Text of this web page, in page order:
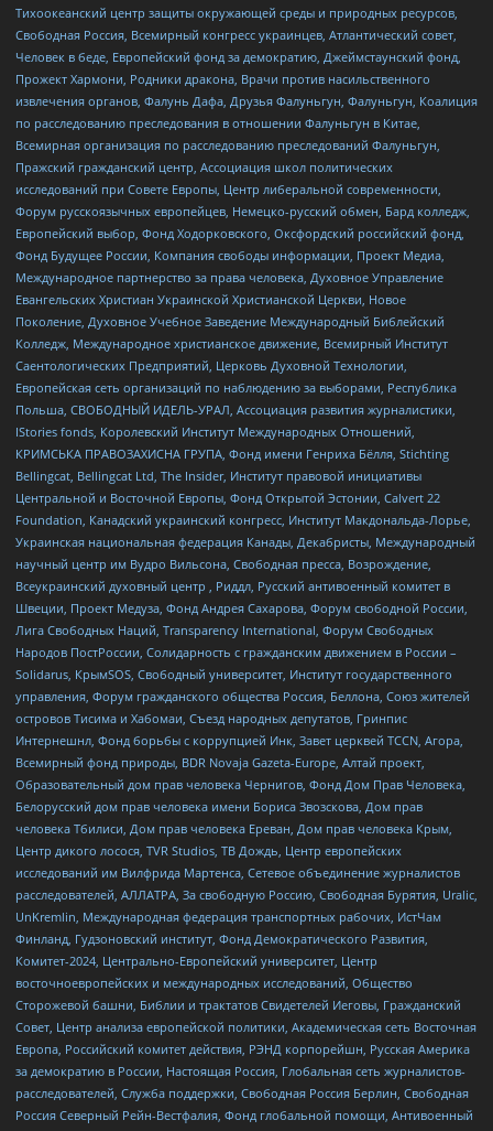
Тихоокеанский центр защиты окружающей среды и природных ресурсов,
Свободная Россия, Всемирный конгресс украинцев, Атлантический совет,
Человек в беде, Европейский фонд за демократию, Джеймстаунский фонд,
Прожект Хармони, Родники дракона, Врачи против насильственного
извлечения органов, Фалунь Дафа, Друзья Фалуньгун, Фалуньгун, Коалиция
по расследованию преследования в отношении Фалуньгун в Китае,
Всемирная организация по расследованию преследований Фалуньгун,
Пражский гражданский центр, Ассоциация школ политических
исследований при Совете Европы, Центр либеральной современности,
Форум русскоязычных европейцев, Немецко-русский обмен, Бард колледж,
Европейский выбор, Фонд Ходорковского, Оксфордский российский фонд,
Фонд Будущее России, Компания свободы информации, Проект Медиа,
Международное партнерство за права человека, Духовное Управление
Евангельских Христиан Украинской Христианской Церкви, Новое
Поколение, Духовное Учебное Заведение Международный Библейский
Колледж, Международное христианское движение, Всемирный Институт
Саентологических Предприятий, Церковь Духовной Технологии,
Европейская сеть организаций по наблюдению за выборами, Республика
Польша, СВОБОДНЫЙ ИДЕЛЬ-УРАЛ, Ассоциация развития журналистики,
IStories fonds, Королевский Институт Международных Отношений,
КРИМСЬКА ПРАВОЗАХИСНА ГРУПА, Фонд имени Генриха Бёлля, Stichting
Bellingcat, Bellingcat Ltd, The Insider, Институт правовой инициативы
Центральной и Восточной Европы, Фонд Открытой Эстонии, Calvert 22
Foundation, Канадский украинский конгресс, Институт Макдональда-Лорье,
Украинская национальная федерация Канады, Декабристы, Международный
научный центр им Вудро Вильсона, Свободная пресса, Возрождение,
Всеукраинский духовный центр , Риддл, Русский антивоенный комитет в
Швеции, Проект Медуза, Фонд Андрея Сахарова, Форум свободной России,
Лига Свободных Наций, Transparеncy International, Форум Свободных
Народов ПостРоссии, Солидарность с гражданским движением в России –
Solidarus, КрымSOS, Свободный университет, Институт государственного
управления, Форум гражданского общества Россия, Беллона, Союз жителей
островов Тисима и Хабомаи, Съезд народных депутатов, Гринпис
Интернешнл, Фонд борьбы с коррупцией Инк, Завет церквей TCCN, Агора,
Всемирный фонд природы, BDR Novaja Gazeta-Europe, Алтай проект,
Образовательный дом прав человека Чернигов, Фонд Дом Прав Человека,
Белорусский дом прав человека имени Бориса Звозскова, Дом прав
человека Тбилиси, Дом прав человека Ереван, Дом прав человека Крым,
Центр дикого лосося, TVR Studios, ТВ Дождь, Центр европейских
исследований им Вилфрида Мартенса, Сетевое объединение журналистов
расследователей, АЛЛАТРА, За свободную Россию, Свободная Бурятия, Uralic,
UnKremlin, Международная федерация транспортных рабочих, ИстЧам
Финланд, Гудзоновский институт, Фонд Демократического Развития,
Комитет-2024, Центрально-Европейский университет, Центр
восточноевропейских и международных исследований, Общество
Сторожевой башни, Библии и трактатов Свидетелей Иеговы, Гражданский
Совет, Центр анализа европейской политики, Академическая сеть Восточная
Европа, Российский комитет действия, РЭНД корпорейшн, Русская Америка
за демократию в России, Настоящая Россия, Глобальная сеть журналистов-
расследователей, Служба поддержки, Свободная Россия Берлин, Свободная
Россия Северный Рейн-Вестфалия, Фонд глобальной помощи, Антивоенный